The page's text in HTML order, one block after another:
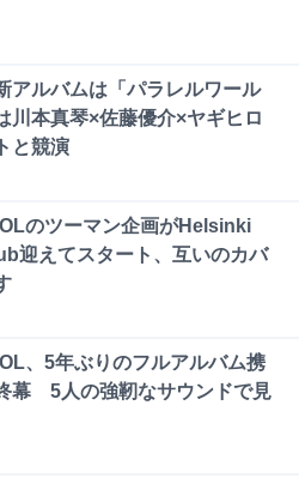
アルバムは「パラレルワール
川本真琴×佐藤優介×ヤギヒロ
と競演
のツーマン企画がHelsinki
迎えてスタート、互いのカバ
、5年ぶりのフルアルバム携
幕 5人の強靭なサウンドで見